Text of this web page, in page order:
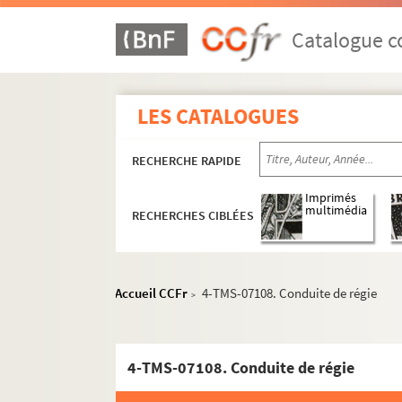
Catalogue
LES CATALOGUES
RECHERCHE RAPIDE
RECHERCHES CIBLÉES
Imprimés
multimédia
Accueil CCFr > 4-TMS-07108. Conduite de régie
4-TMS-07108. Conduite de régie
Charles de Courcy. Toujours! : comédie en 1
Sacha Guitry. Un tour au paradis : comédie
Frédéric Gaillardet, Alexandre Dumas. La
Francis de Croisset, Abel Tarride. Le tour de
Gaston Marot. Le tour du monde à pied :
Ernest Morel. Le tour du monde d'un enfant
Gabriel Timmory, Maurice de Marsan. Le
Adolphe d'Ennery, Jules Verne. Le tour du
Jacques Deval. Tovaritch : pièce en 4 actes.
Rip. Le tracassin : comédie en 3 actes. 1924